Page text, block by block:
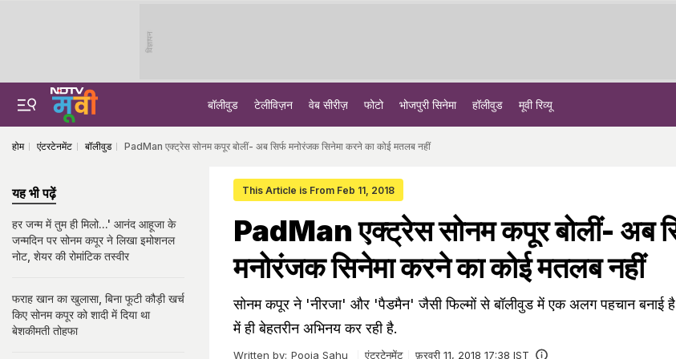
विज्ञापन
बॉलीवुड टेलीविज़न वेब सीरीज़ फोटो भोजपुरी सिनेमा हॉलीवुड मूवी रिव्यू
होम एंटरटेनमेंट बॉलीवुड PadMan एक्ट्रेस सोनम कपूर बोलीं- अब सिर्फ मनोरंजक सिनेमा करने का कोई मतलब नहीं
This Article is From Feb 11, 2018
PadMan एक्ट्रेस सोनम कपूर बोलीं- अब
मनोरंजक सिनेमा करने का कोई मतलब नहीं
सोनम कपूर ने 'नीरजा' और 'पैडमैन' जैसी फिल्मों से बॉलीवुड में एक अलग पहचान बनाई
में ही बेहतरीन अभिनय कर रही है.
Written by: Pooja Sahu एंटरटेनमेंट फ़रवरी 11, 2018 17:38 IST
यह भी पढ़ें
हर जन्म में तुम ही मिलो...' आनंद आहूजा के
जन्मदिन पर सोनम कपूर ने लिखा इमोशनल
नोट, शेयर की रोमांटिक तस्वीर
फराह खान का खुलासा, बिना फूटी कौड़ी खर्च
किए सोनम कपूर को शादी में दिया था
बेशकीमती तोहफा